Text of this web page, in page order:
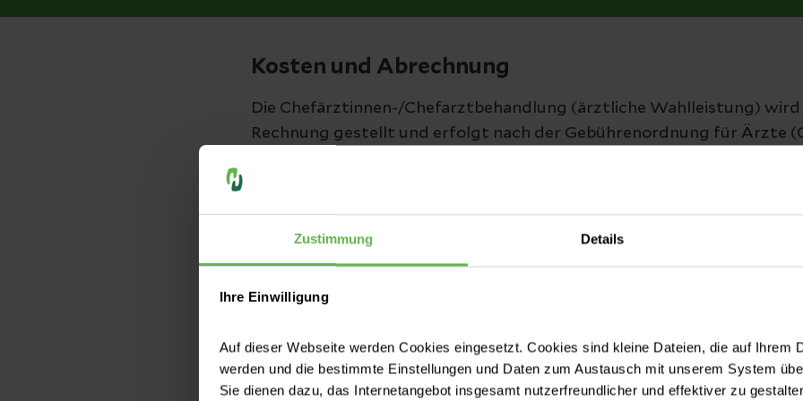
Zustimmung Details
Ihre Einwilligung
Auf dieser Webseite werden Cookies eingesetzt. Cookies sind kleine Dateien, die auf Ihrem
werden und die bestimmte Einstellungen und Daten zum Austausch mit unserem System
Sie dienen dazu, das Internetangebot insgesamt nutzerfreundlicher und effektiver zu
Kosten und Abrechnung
Die Chefärztinnen-/Chefarztbehandlung (ärztliche Wahlleistung)
Rechnung gestellt und erfolgt nach der Gebührenordnung für Ärzte
Dies umfasst auch alle begleitenden Arztleistungen wie die der
Wahlleistung hängen von Aufwand und Schweregrad der
Wenn Sie diese Zusatzleistung in Anspruch nehmen möchten, beraten
Gebührenordnung für Ärzte (GOÄ)